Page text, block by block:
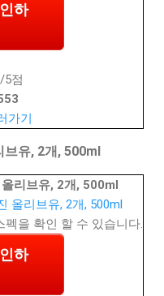
하
/5점
가기
브유, 2개, 500ml
리브유, 2개, 500ml
을 확인 할 수 있습니다.
하